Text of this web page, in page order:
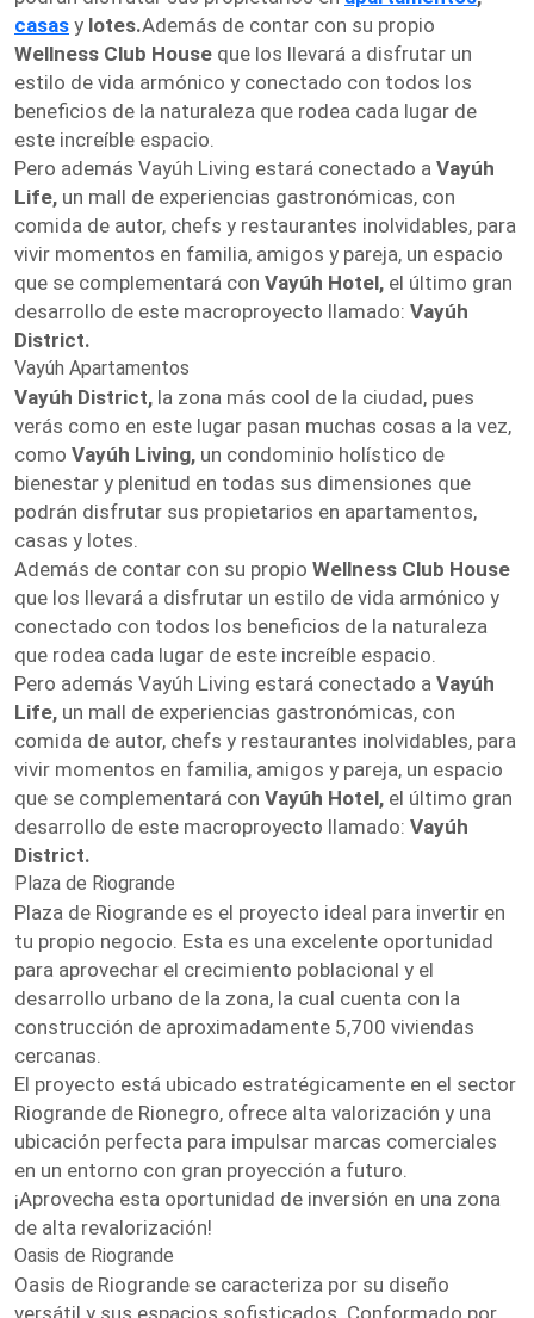
casas y lotes.Además de contar con su propio
Wellness Club House que los llevará a disfrutar un
estilo de vida armónico y conectado con todos los
beneficios de la naturaleza que rodea cada lugar de
este increíble espacio.
Pero además Vayúh Living estará conectado a Vayúh
Life, un mall de experiencias gastronómicas, con
comida de autor, chefs y restaurantes inolvidables, para
vivir momentos en familia, amigos y pareja, un espacio
que se complementará con Vayúh Hotel, el último gran
desarrollo de este macroproyecto llamado: Vayúh
District.
Vayúh Apartamentos
Vayúh District, la zona más cool de la ciudad, pues
verás como en este lugar pasan muchas cosas a la vez,
como Vayúh Living, un condominio holístico de
bienestar y plenitud en todas sus dimensiones que
podrán disfrutar sus propietarios en apartamentos,
casas y lotes.
Además de contar con su propio Wellness Club House
que los llevará a disfrutar un estilo de vida armónico y
conectado con todos los beneficios de la naturaleza
que rodea cada lugar de este increíble espacio.
Pero además Vayúh Living estará conectado a Vayúh
Life, un mall de experiencias gastronómicas, con
comida de autor, chefs y restaurantes inolvidables, para
vivir momentos en familia, amigos y pareja, un espacio
que se complementará con Vayúh Hotel, el último gran
desarrollo de este macroproyecto llamado: Vayúh
District.
Plaza de Riogrande
Plaza de Riogrande es el proyecto ideal para invertir en
tu propio negocio. Esta es una excelente oportunidad
para aprovechar el crecimiento poblacional y el
desarrollo urbano de la zona, la cual cuenta con la
construcción de aproximadamente 5,700 viviendas
cercanas.
El proyecto está ubicado estratégicamente en el sector
Riogrande de Rionegro, ofrece alta valorización y una
ubicación perfecta para impulsar marcas comerciales
en un entorno con gran proyección a futuro.
¡Aprovecha esta oportunidad de inversión en una zona
de alta revalorización!
Oasis de Riogrande
Oasis de Riogrande se caracteriza por su diseño
versátil y sus espacios sofisticados. Conformado por